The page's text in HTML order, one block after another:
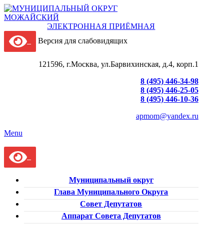
ЭЛЕКТРОННАЯ ПРИЁМНАЯ
Версия для слабовидящих
121596, г.Москва, ул.Барвихинская, д.4, корп.1
8 (495) 446-34-98
8 (495) 446-25-05
8 (495) 446-10-36
apmom@yandex.ru
Menu
Муниципальный округ
Глава Муниципального Округа
Совет Депутатов
Аппарат Совета Депутатов